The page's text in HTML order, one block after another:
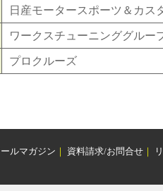
日産モータースポーツ＆カス
ワークスチューニンググル
プロクルーズ
ールマガジン ｜ 資料請求/お問合せ｜